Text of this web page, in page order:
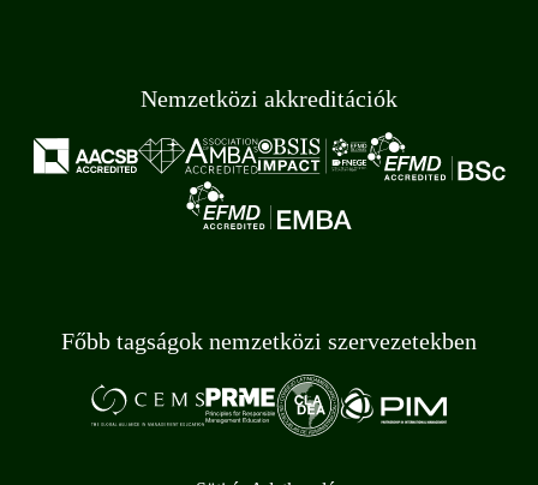
Nemzetközi akkreditációk
Főbb tagságok nemzetközi szervezetekben